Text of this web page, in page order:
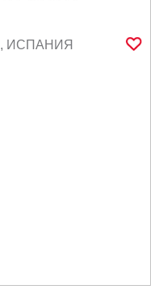
, ИСПАНИЯ